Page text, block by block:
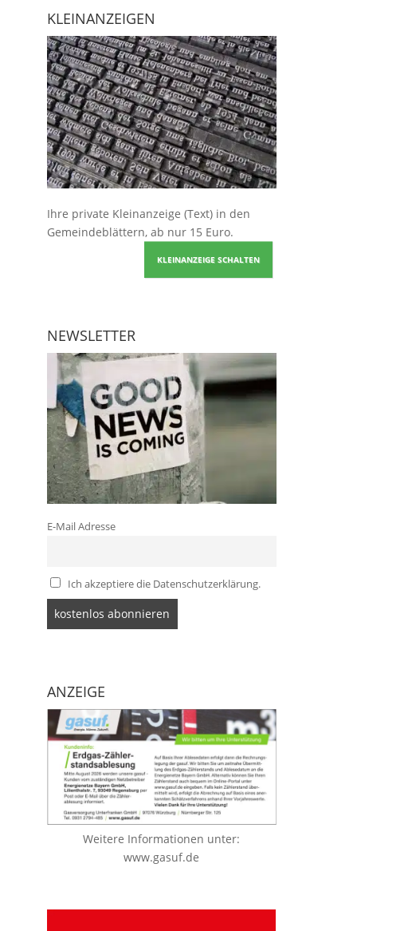
KLEINANZEIGEN
Ihre private Kleinanzeige (Text) in den
Gemeindeblättern, ab nur 15 Euro.
KLEINANZEIGE SCHALTEN
NEWSLETTER
E-Mail Adresse
Ich akzeptiere die Datenschutzerklärung.
ANZEIGE
Weitere Informationen unter:
www.gasuf.de